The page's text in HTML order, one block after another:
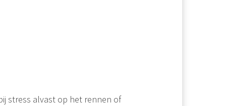
stress alvast op het rennen of